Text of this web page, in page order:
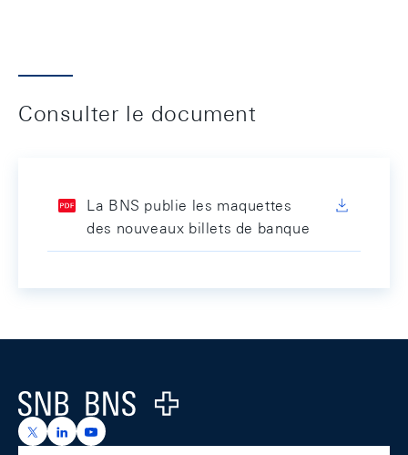
Consulter le document
La BNS publie les maquettes
des nouveaux billets de banque
Logo
https://x.com/snb_bns
https://ch.linkedin.com/company/swiss-national-
https://www.youtube.com/@swissnationalbank